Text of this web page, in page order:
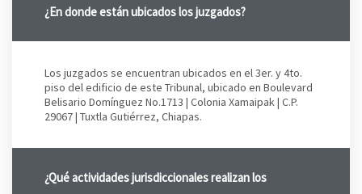
¿En donde están ubicados los juzgados?
Los juzgados se encuentran ubicados en el 3er. y 4to.
piso del edificio de este Tribunal, ubicado en Boulevard
Belisario Domínguez No.1713 | Colonia Xamaipak | C.P.
29067 | Tuxtla Gutiérrez, Chiapas.
¿Qué actividades jurisdiccionales realizan los